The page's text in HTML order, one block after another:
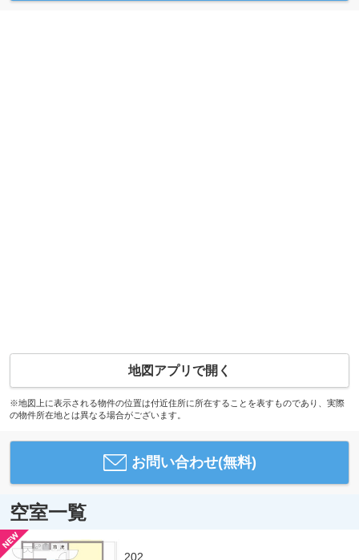
地図アプリで開く
※地図上に表示される物件の位置は付近住所に所在することを表すものであり、実際
の物件所在地とは異なる場合がございます。
お問い合わせ(無料)
空室一覧
202